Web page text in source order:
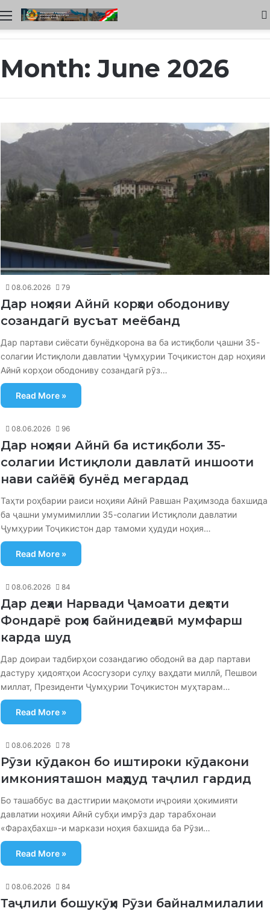
Меню
Month:June 2026
08.06.2026 79
Дар ноҳияи Айнӣ корҳои ободониву
созандагӣ вусъат меёбанд
Дар партави сиёсати бунёдкорона ва ба истиқболи ҷашни 35-
солагии Истиқлоли давлатии Ҷумҳурии Тоҷикистон дар ноҳияи
Айнӣ корҳои ободониву созандагӣ рӯз…
Read More »
08.06.2026 96
Дар ноҳияи Айнӣ ба истиқболи 35-
солагии Истиқлоли давлатӣ иншооти
нави сайёҳӣ бунёд мегардад
Таҳти роҳбарии раиси ноҳияи Айнӣ Равшан Раҳимзода бахшида
ба ҷашни умумимиллии 35-солагии Истиқлоли давлатии
Ҷумҳурии Тоҷикистон дар тамоми ҳудуди ноҳия…
Read More »
08.06.2026 84
Дар деҳаи Нарвади Ҷамоати деҳоти
Фондарё роҳи байнидеҳавӣ мумфарш
карда шуд
Дар доираи тадбирҳои созандагию ободонӣ ва дар партави
дастуру ҳидоятҳои Асосгузори сулҳу ваҳдати миллӣ, Пешвои
миллат, Президенти Ҷумҳурии Тоҷикистон муҳтарам…
Read More »
08.06.2026 78
Рӯзи кӯдакон бо иштироки кӯдакони
имконияташон маҳдуд таҷлил гардид
Бо ташаббус ва дастгирии мақомоти иҷроияи ҳокимияти
давлатии ноҳияи Айнӣ субҳи имрӯз дар тарабхонаи
«Фараҳбахш»-и маркази ноҳия бахшида ба Рӯзи…
Read More »
08.06.2026 84
Таҷлили бошукӯҳи Рӯзи байналмилалии